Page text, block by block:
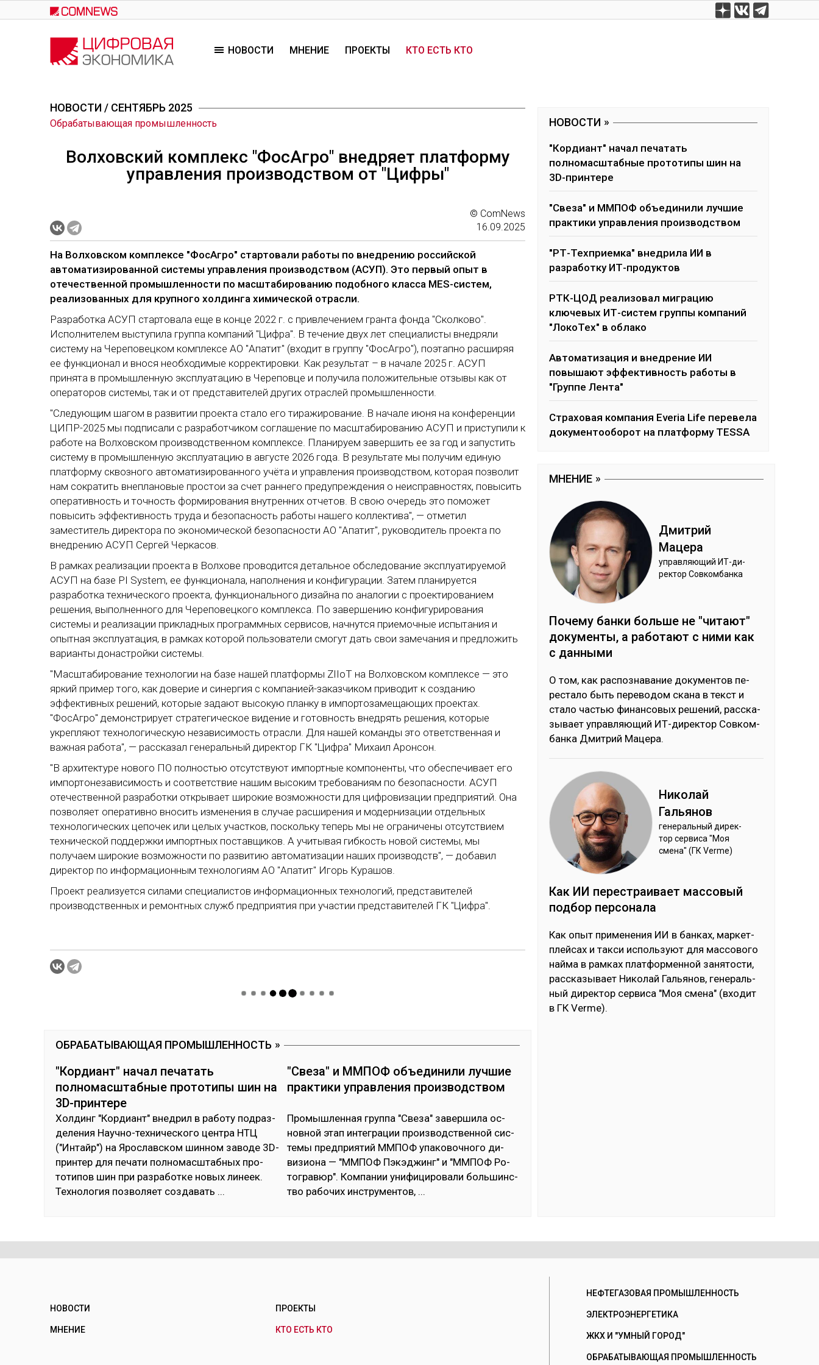
к
основному
НОВОСТИ МНЕНИЕ ПРОЕКТЫ КТО ЕСТЬ КТО
НОВОСТИ / СЕНТЯБРЬ 2025
Обрабатывающая промышленность
Волховский комплекс "ФосАгро" внедряет платформу
управления производством от "Цифры"
© ComNews
16.09.2025
На Волховском комплексе "ФосАгро" стартовали работы по внедрению российской
автоматизированной системы управления производством (АСУП). Это первый опыт в
отечественной промышленности по масштабированию подобного класса MES-систем,
реализованных для крупного холдинга химической отрасли.
Разработка АСУП стартовала еще в конце 2022 г. с привлечением гранта фонда "Сколково".
Исполнителем выступила группа компаний "Цифра". В течение двух лет специалисты внедряли
систему на Череповецком комплексе АО "Апатит" (входит в группу "ФосАгро"), поэтапно расширяя
ее функционал и внося необходимые корректировки. Как результат – в начале 2025 г. АСУП
принята в промышленную эксплуатацию в Череповце и получила положительные отзывы как от
операторов системы, так и от представителей других отраслей промышленности.
"Следующим шагом в развитии проекта стало его тиражирование. В начале июня на конференции
ЦИПР-2025 мы подписали с разработчиком соглашение по масштабированию АСУП и приступили к
работе на Волховском производственном комплексе. Планируем завершить ее за год и запустить
систему в промышленную эксплуатацию в августе 2026 года. В результате мы получим единую
платформу сквозного автоматизированного учёта и управления производством, которая позволит
нам сократить внеплановые простои за счет раннего предупреждения о неисправностях, повысить
оперативность и точность формирования внутренних отчетов. В свою очередь это поможет
повысить эффективность труда и безопасность работы нашего коллектива", — отметил
заместитель директора по экономической безопасности АО "Апатит", руководитель проекта по
внедрению АСУП Сергей Черкасов.
В рамках реализации проекта в Волхове проводится детальное обследование эксплуатируемой
АСУП на базе PI System, ее функционала, наполнения и конфигурации. Затем планируется
разработка технического проекта, функционального дизайна по аналогии с проектированием
решения, выполненного для Череповецкого комплекса. По завершению конфигурирования
системы и реализации прикладных программных сервисов, начнутся приемочные испытания и
опытная эксплуатация, в рамках которой пользователи смогут дать свои замечания и предложить
варианты донастройки системы.
"Масштабирование технологии на базе нашей платформы ZIIoT на Волховском комплексе — это
яркий пример того, как доверие и синергия с компанией-заказчиком приводит к созданию
эффективных решений, которые задают высокую планку в импортозамещающих проектах.
"ФосАгро" демонстрирует стратегическое видение и готовность внедрять решения, которые
укрепляют технологическую независимость отрасли. Для нашей команды это ответственная и
важная работа", — рассказал генеральный директор ГК "Цифра" Михаил Аронсон.
"В архитектуре нового ПО полностью отсутствуют импортные компоненты, что обеспечивает его
импортонезависимость и соответствие нашим высоким требованиям по безопасности. АСУП
отечественной разработки открывает широкие возможности для цифровизации предприятий. Она
позволяет оперативно вносить изменения в случае расширения и модернизации отдельных
технологических цепочек или целых участков, поскольку теперь мы не ограничены отсутствием
технической поддержки импортных поставщиков. А учитывая гибкость новой системы, мы
получаем широкие возможности по развитию автоматизации наших производств", — добавил
директор по информационным технологиям АО "Апатит" Игорь Курашов.
Проект реализуется силами специалистов информационных технологий, представителей
производственных и ремонтных служб предприятия при участии представителей ГК "Цифра".
ОБРАБАТЫВАЮЩАЯ ПРОМЫШЛЕННОСТЬ
"Кордиант" начал печатать
полномасштабные прототипы шин на
3D-принтере
Хол­динг "Кор­диант" внед­рил в ра­боту под­раз­
де­ления Науч­но-тех­ни­чес­ко­го цен­тра НТЦ
("Ин­тайр") на Ярос­лав­ском шин­ном за­воде 3D-
прин­тер для пе­чати пол­но­мас­штаб­ных про­
тоти­пов шин при раз­ра­бот­ке но­вых ли­неек.
Тех­но­логия поз­во­ляет соз­да­вать ...
"Свеза" и ММПОФ объединили лучшие
практики управления производством
Про­мыш­лен­ная груп­па "Све­за" за­вер­ши­ла ос­
нов­ной этап ин­тег­ра­ции произ­водс­твен­ной сис­
те­мы пред­прия­тий ММПОФ упа­ковоч­но­го ди­
визио­на — "ММПОФ Пэ­кэд­жинг" и "ММПОФ Ро­
тог­ра­вюр". Ком­па­нии уни­фици­рова­ли боль­шинс­
тво ра­бочих инс­тру­мен­тов, ...
НОВОСТИ
"Кордиант" начал печатать
полномасштабные прототипы шин на
3D-принтере
"Свеза" и ММПОФ объединили лучшие
практики управления производством
"РТ-Техприемка" внедрила ИИ в
разработку ИТ-продуктов
РТК-ЦОД реализовал миграцию
ключевых ИТ-систем группы компаний
"ЛокоТех" в облако
Автоматизация и внедрение ИИ
повышают эффективность работы в
"Группе Лента"
Страховая компания Everia Life перевела
документооборот на платформу TESSA
МНЕНИЕ
Дмит­рий
Ма­цера
уп­рав­ляю­щий ИТ-ди­
рек­тор Сов­ком­бан­ка
По­чему бан­ки боль­ше не "чи­тают"
до­кумен­ты, а ра­ботают с ни­ми как
с дан­ны­ми
О том, как рас­поз­на­ва­ние до­ку­мен­тов пе­
рес­та­ло быть пе­ре­во­дом ска­на в текст и
ста­ло частью фи­нан­со­вых ре­ше­ний, рас­ска­
зы­вает уп­рав­ляю­щий ИТ-ди­рек­тор Сов­ком­
бан­ка Дмит­рий Ма­це­ра.
Ни­колай
Галь­янов
ге­нераль­ный ди­рек­
тор сер­ви­са "Моя
сме­на" (ГК Verme)
Как ИИ пе­рес­траи­вает мас­со­вый
под­бор пер­со­нала
Как опыт при­ме­не­ния ИИ в бан­ках, мар­кет­
плей­сах и так­си ис­поль­зуют для мас­со­во­го
най­ма в рам­ках плат­фор­мен­ной за­ня­тос­ти,
рас­ска­зы­вает Ни­ко­лай Галь­янов, ге­не­раль­
ный ди­рек­тор сер­ви­са "Моя сме­на" (вхо­дит
в ГК Verme).
НОВОСТИ
МНЕНИЕ
ПРОЕКТЫ
КТО ЕСТЬ КТО
НЕФТЕГАЗОВАЯ ПРОМЫШЛЕННОСТЬ
ЭЛЕКТРОЭНЕРГЕТИКА
ЖКХ И "УМНЫЙ ГОРОД"
ОБРАБАТЫВАЮЩАЯ ПРОМЫШЛЕННОСТЬ